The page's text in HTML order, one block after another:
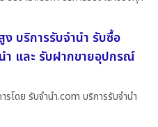
บริการรับจำนำ รับซื้อ
ำ และ รับฝากขายอุปกรณ์
โดย รับจํานํา.com บริการรับจำนำ